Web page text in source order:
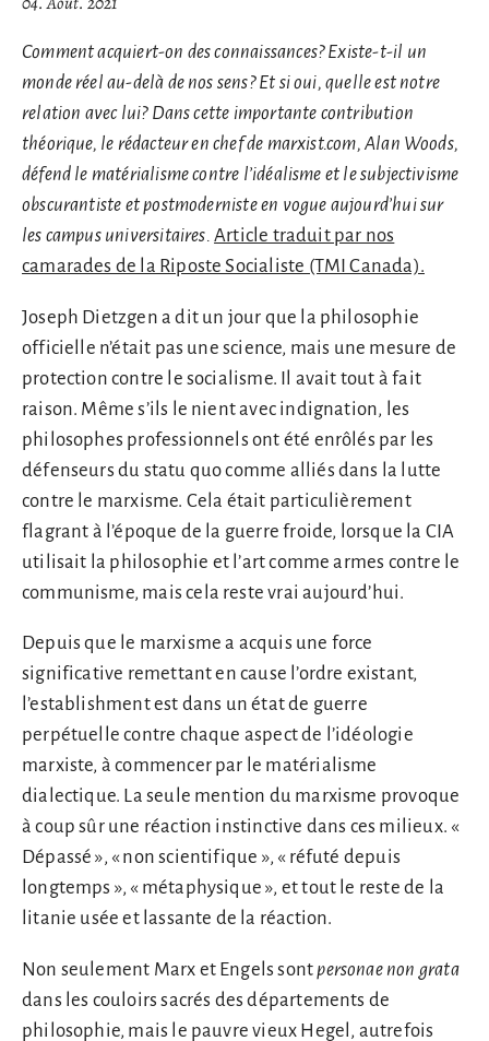
Comment acquiert-on des connaissances? Existe-t-il un
monde réel au-delà de nos sens? Et si oui, quelle est notre
relation avec lui? Dans cette importante contribution
théorique, le rédacteur en chef de marxist.com, Alan Woods,
défend le matérialisme contre l’idéalisme et le subjectivisme
obscurantiste et postmoderniste en vogue aujourd’hui sur
les campus universitaires. Article traduit par nos
camarades de la Riposte Socialiste (TMI Canada).
Joseph Dietzgen a dit un jour que la philosophie
officielle n’était pas une science, mais une mesure de
protection contre le socialisme. Il avait tout à fait
raison. Même s’ils le nient avec indignation, les
philosophes professionnels ont été enrôlés par les
défenseurs du statu quo comme alliés dans la lutte
contre le marxisme. Cela était particulièrement
flagrant à l’époque de la guerre froide, lorsque la CIA
utilisait la philosophie et l’art comme armes contre le
communisme, mais cela reste vrai aujourd’hui.
Depuis que le marxisme a acquis une force
significative remettant en cause l’ordre existant,
l’establishment est dans un état de guerre
perpétuelle contre chaque aspect de l’idéologie
marxiste, à commencer par le matérialisme
dialectique. La seule mention du marxisme provoque
à coup sûr une réaction instinctive dans ces milieux. «
Dépassé », « non scientifique », « réfuté depuis
longtemps », « métaphysique », et tout le reste de la
litanie usée et lassante de la réaction.
Non seulement Marx et Engels sontpersonae non grata
dans les couloirs sacrés des départements de
philosophie, mais le pauvre vieux Hegel, autrefois